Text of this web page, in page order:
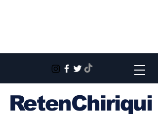
RetenChiriqui